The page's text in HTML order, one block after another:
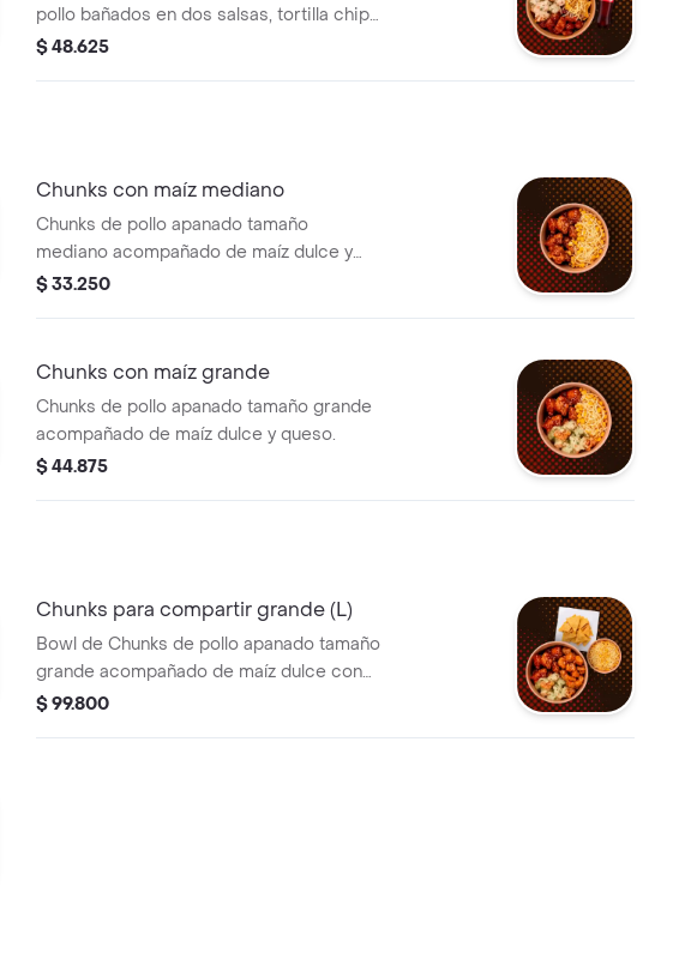
pollo bañados en dos salsas, tortilla chips
con queso, bebida Coca-Cola y galleta
$ 48.625
Chunks con maíz mediano
Chunks de pollo apanado tamaño
mediano acompañado de maíz dulce y
queso.
$ 33.250
Chunks con maíz grande
Chunks de pollo apanado tamaño grande
acompañado de maíz dulce y queso.
$ 44.875
Chunks para compartir grande (L)
Bowl de Chunks de pollo apanado tamaño
grande acompañado de maíz dulce con
queso y nachos.(Sugerido para tres)
$ 99.800